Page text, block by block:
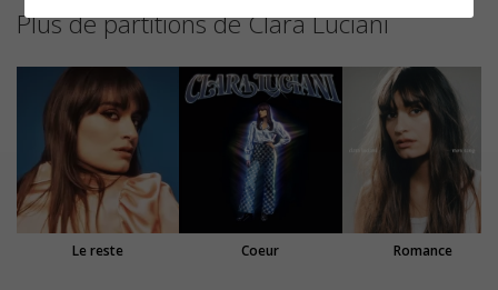
Plus de partitions de Clara Luciani
Le reste Coeur Romance